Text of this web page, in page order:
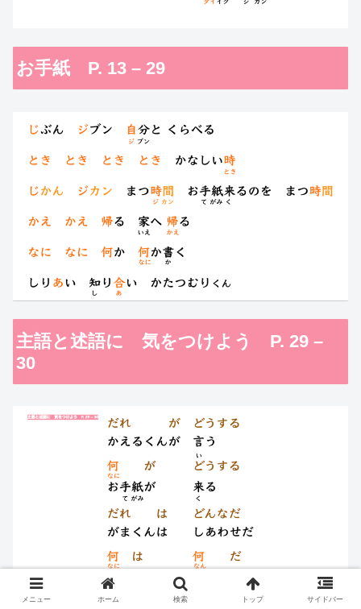
お手紙 P. 13 – 29
主語と述語に 気をつけよう P. 29 –
30
メニュー ホーム 検索 トップ サイドバー